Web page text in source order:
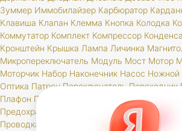
Зуммер Иммобилайзер Карбюратор
Клавиша Клапан Клемма Кнопка Колодка
Коммутатор Комплект Компрессор
Кронштейн Крышка Лампа Личинка
Микропереключатель Модуль Мост Мотор
Моторчик Набор Наконечник Насос Ножной
Оптика Патрон Переключатель Переходник
Плафон Повторитель Подсветка
Предохранитель
Прикуриватель
Проводка
Пульт Пыльник РК